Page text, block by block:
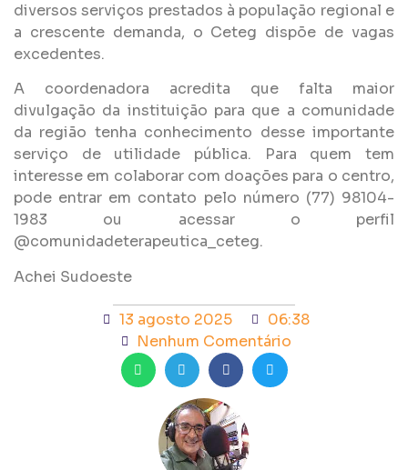
diversos serviços prestados à população regional e
a crescente demanda, o Ceteg dispõe de vagas
excedentes.
A coordenadora acredita que falta maior
divulgação da instituição para que a comunidade
da região tenha conhecimento desse importante
serviço de utilidade pública. Para quem tem
interesse em colaborar com doações para o centro,
pode entrar em contato pelo número (77) 98104-
1983 ou acessar o perfil
@comunidadeterapeutica_ceteg.
Achei Sudoeste
13 agosto 2025
06:38
Nenhum Comentário